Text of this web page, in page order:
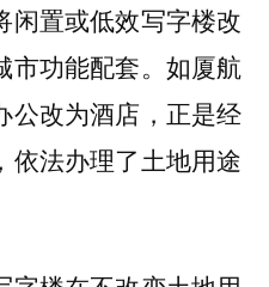
闲置或低效写字楼改
市功能配套。如厦航
公改为酒店，正是经
依法办理了土地用途